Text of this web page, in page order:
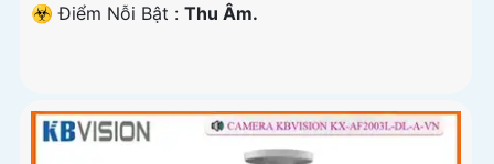
️☣️ Điểm Nỗi Bật : Thu Âm.